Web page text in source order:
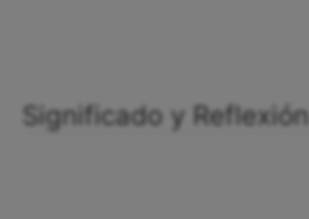
Significado y Reflexión